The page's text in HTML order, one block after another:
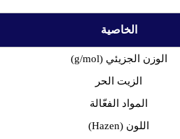
الخاصية
الوزن الجزيئي (g/mol)
الزيت الحر
المواد الفعّالة
اللون (Hazen)